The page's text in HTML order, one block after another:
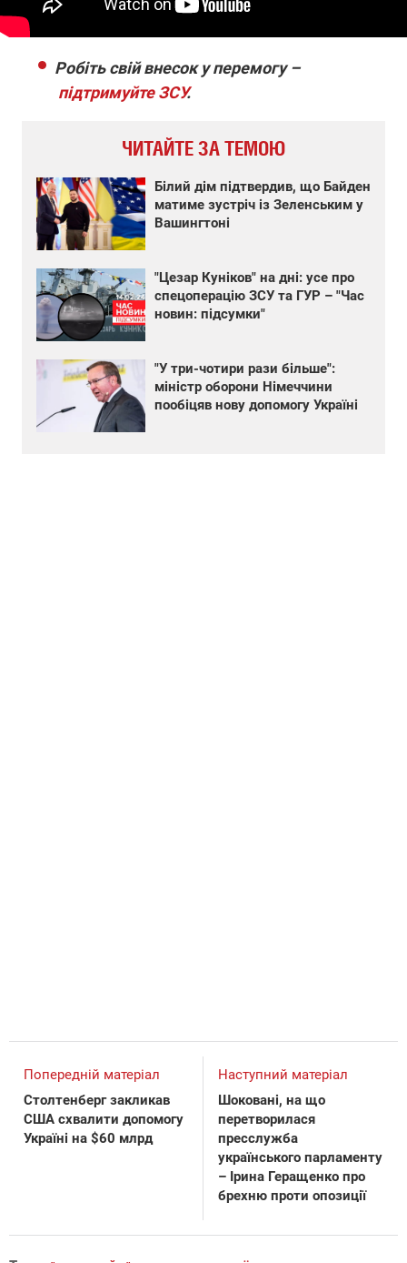
Робіть свій внесок у перемогу –
підтримуйте ЗСУ.
ЧИТАЙТЕ ЗА ТЕМОЮ
Білий дім підтвердив, що Байден
матиме зустріч із Зеленським у
Вашингтоні
"Цезар Куніков" на дні: усе про
спецоперацію ЗСУ та ГУР – "Час
новин: підсумки"
"У три-чотири рази більше":
міністр оборони Німеччини
пообіцяв нову допомогу Україні
Попередній матеріал
Столтенберг закликав
США схвалити допомогу
Україні на $60 млрд
Наступний матеріал
Шоковані, на що
перетворилася
пресслужба
українського парламенту
– Ірина Геращенко про
брехню проти опозиції